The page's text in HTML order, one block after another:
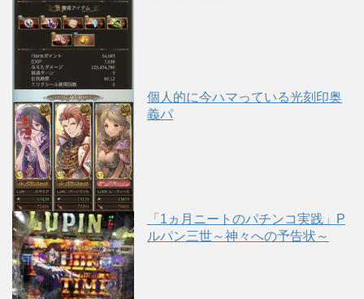
個人的に今ハマっている光刻印奥
義パ
「1ヵ月ニートのパチンコ実践」P
ルパン三世～神々への予告状～